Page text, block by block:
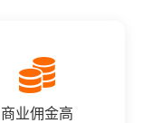
商业佣金高